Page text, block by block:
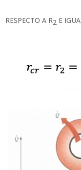
RESPECTO A R2 E